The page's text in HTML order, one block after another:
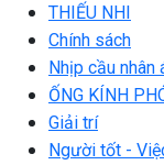
THIẾU NHI
Chính sách
Nhịp cầu nhân
ỐNG KÍNH
Giải trí
Người tốt -